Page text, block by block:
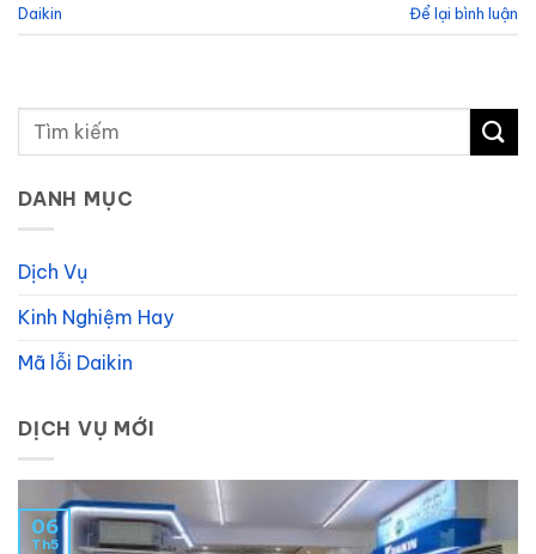
Daikin
Để lại bình luận
DANH MỤC
Dịch Vụ
Kinh Nghiệm Hay
Mã lỗi Daikin
DỊCH VỤ MỚI
06
Th5